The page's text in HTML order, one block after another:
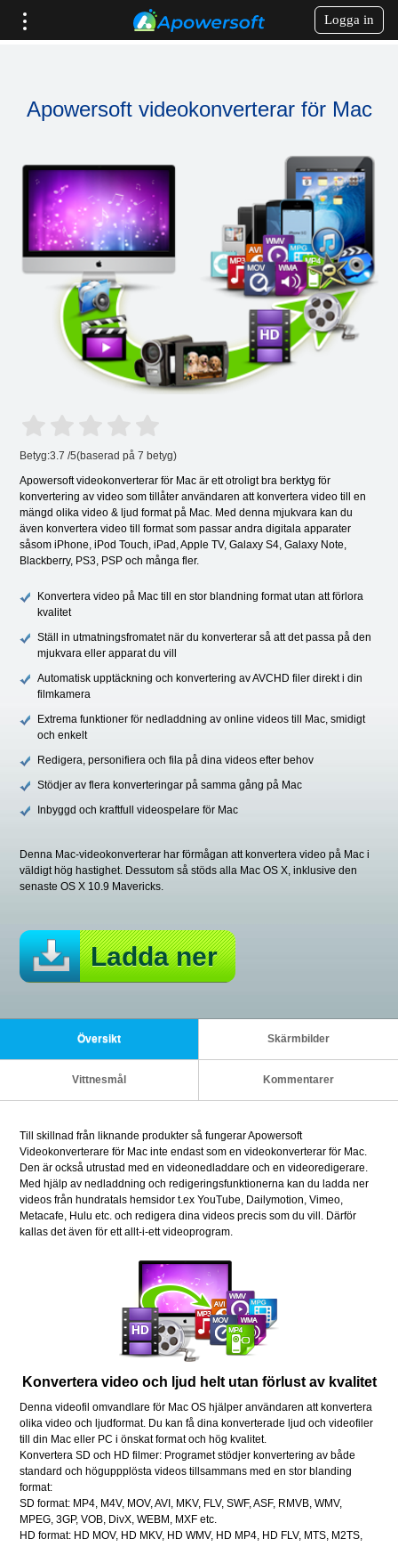
Logga in
Apowersoft videokonverterar för Mac
Betyg:3.7 /5(baserad på7 betyg)
Apowersoft videokonverterar för Mac är ett otroligt bra berktyg för
konvertering av video som tillåter användaren att konvertera video till en
mängd olika video & ljud format på Mac. Med denna mjukvara kan du
även konvertera video till format som passar andra digitala apparater
såsom iPhone, iPod Touch, iPad, Apple TV, Galaxy S4, Galaxy Note,
Blackberry, PS3, PSP och många fler.
Konvertera video på Mac till en stor blandning format utan att förlora
kvalitet
Ställ in utmatningsfromatet när du konverterar så att det passa på den
mjukvara eller apparat du vill
Automatisk upptäckning och konvertering av AVCHD filer direkt i din
filmkamera
Extrema funktioner för nedladdning av online videos till Mac, smidigt
och enkelt
Redigera, personifiera och fila på dina videos efter behov
Stödjer av flera konverteringar på samma gång på Mac
Inbyggd och kraftfull videospelare för Mac
Denna Mac-videokonverterar har förmågan att konvertera video på Mac i
väldigt hög hastighet. Dessutom så stöds alla Mac OS X, inklusive den
senaste OS X 10.9 Mavericks.
Ladda ner
Översikt Skärmbilder
Vittnesmål Kommentarer
Till skillnad från liknande produkter så fungerar Apowersoft
Videokonverterare för Mac inte endast som en videokonverterar för Mac.
Den är också utrustad med en videonedladdare och en videoredigerare.
Med hjälp av nedladdning och redigeringsfunktionerna kan du ladda ner
videos från hundratals hemsidor t.ex YouTube, Dailymotion, Vimeo,
Metacafe, Hulu etc. och redigera dina videos precis som du vill. Därför
kallas det även för ett allt-i-ett videoprogram.
Konvertera video och ljud helt utan förlust av kvalitet
Denna videofil omvandlare för Mac OS hjälper användaren att konvertera
olika video och ljudformat. Du kan få dina konverterade ljud och videofiler
till din Mac eller PC i önskat format och hög kvalitet.
Konvertera SD och HD filmer: Programet stödjer konvertering av både
standard och höguppplösta videos tillsammans med en stor blanding
format:
SD format: MP4, M4V, MOV, AVI, MKV, FLV, SWF, ASF, RMVB, WMV,
MPEG, 3GP, VOB, DivX, WEBM, MXF etc.
HD format: HD MOV, HD MKV, HD WMV, HD MP4, HD FLV, MTS, M2TS,